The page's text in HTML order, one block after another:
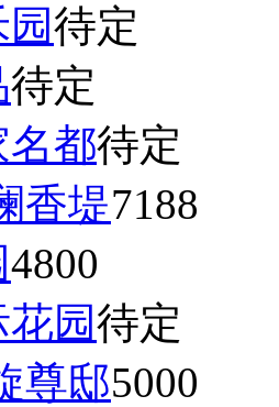
待定
待定
名都待定
香堤7188
4800
园待定
尊邸5000